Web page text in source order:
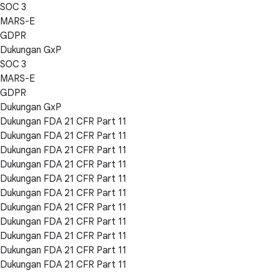
SOC 3
MARS-E
GDPR
Dukungan GxP
SOC 3
MARS-E
GDPR
Dukungan GxP
Dukungan FDA 21 CFR Part 11
Dukungan FDA 21 CFR Part 11
Dukungan FDA 21 CFR Part 11
Dukungan FDA 21 CFR Part 11
Dukungan FDA 21 CFR Part 11
Dukungan FDA 21 CFR Part 11
Dukungan FDA 21 CFR Part 11
Dukungan FDA 21 CFR Part 11
Dukungan FDA 21 CFR Part 11
Dukungan FDA 21 CFR Part 11
Dukungan FDA 21 CFR Part 11